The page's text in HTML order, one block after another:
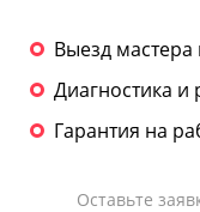
Выезд мастера
Диагностика
Гарантия на
Оставьте